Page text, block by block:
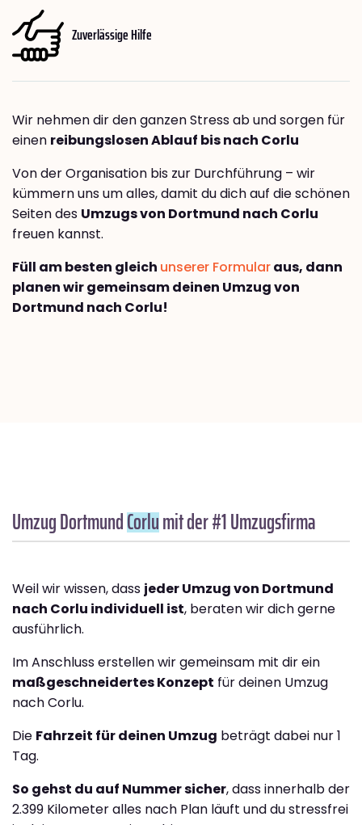
Zuverlässige Hilfe
Wir nehmen dir den ganzen Stress ab und sorgen für
einen reibungslosen Ablauf bis nach Corlu
Von der Organisation bis zur Durchführung – wir
kümmern uns um alles, damit du dich auf die schönen
Seiten des Umzugs von Dortmund nach Corlu
freuen kannst.
Füll am besten gleich unserer Formularaus, dann
planen wir gemeinsam deinen Umzug von
Dortmund nach Corlu!
Umzug DortmundCorlumit der #1 Umzugsfirma
Weil wir wissen, dass jeder Umzug von Dortmund
nach Corlu individuell ist, beraten wir dich gerne
ausführlich.
Im Anschluss erstellen wir gemeinsam mit dir ein
maßgeschneidertes Konzept für deinen Umzug
nach Corlu.
Die Fahrzeit für deinen Umzug beträgt dabei nur 1
Tag.
So gehst du auf Nummer sicher, dass innerhalb der
2.399 Kilometer alles nach Plan läuft und du stressfrei